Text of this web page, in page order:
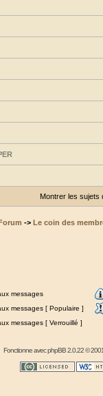
Montrer les sujets
-> Le coin des
messages
messages [ Populaire ]
messages [ Verrouillé ]
Fonctionne avecphpBB2.0.22 ©